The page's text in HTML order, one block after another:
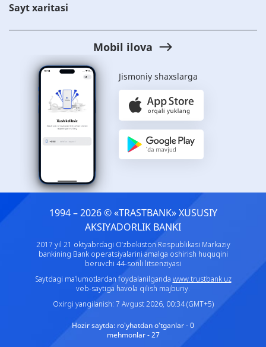
Sayt xaritasi
Mobil ilova
Jismoniy shaxslarga
1994 – 2026 © «TRASTBANK» ХUSUSIY
AKSIYADORLIK BANKI
2017 yil 21 oktyabrdagi O‘zbekiston Respublikasi Markaziy
bankining Bank operatsiyalarini amalga oshirish huquqini
beruvchi 44-sonli litsenziyasi
Saytdagi ma’lumotlardan foydalanilganda www.trustbank.uz
veb-saytiga havola qilish majburiy.
Oxirgi yangilanish: 7 Avgust 2026, 00:34 (GMT+5)
Hozir saytda: ro'yhatdan o'tganlar - 0
mehmonlar - 27